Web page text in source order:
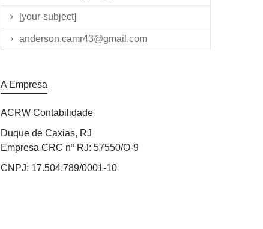
[your-subject]
anderson.camr43@gmail.com
A Empresa
ACRW Contabilidade
Duque de Caxias, RJ
Empresa CRC nº RJ: 57550/O-9
CNPJ: 17.504.789/0001-10